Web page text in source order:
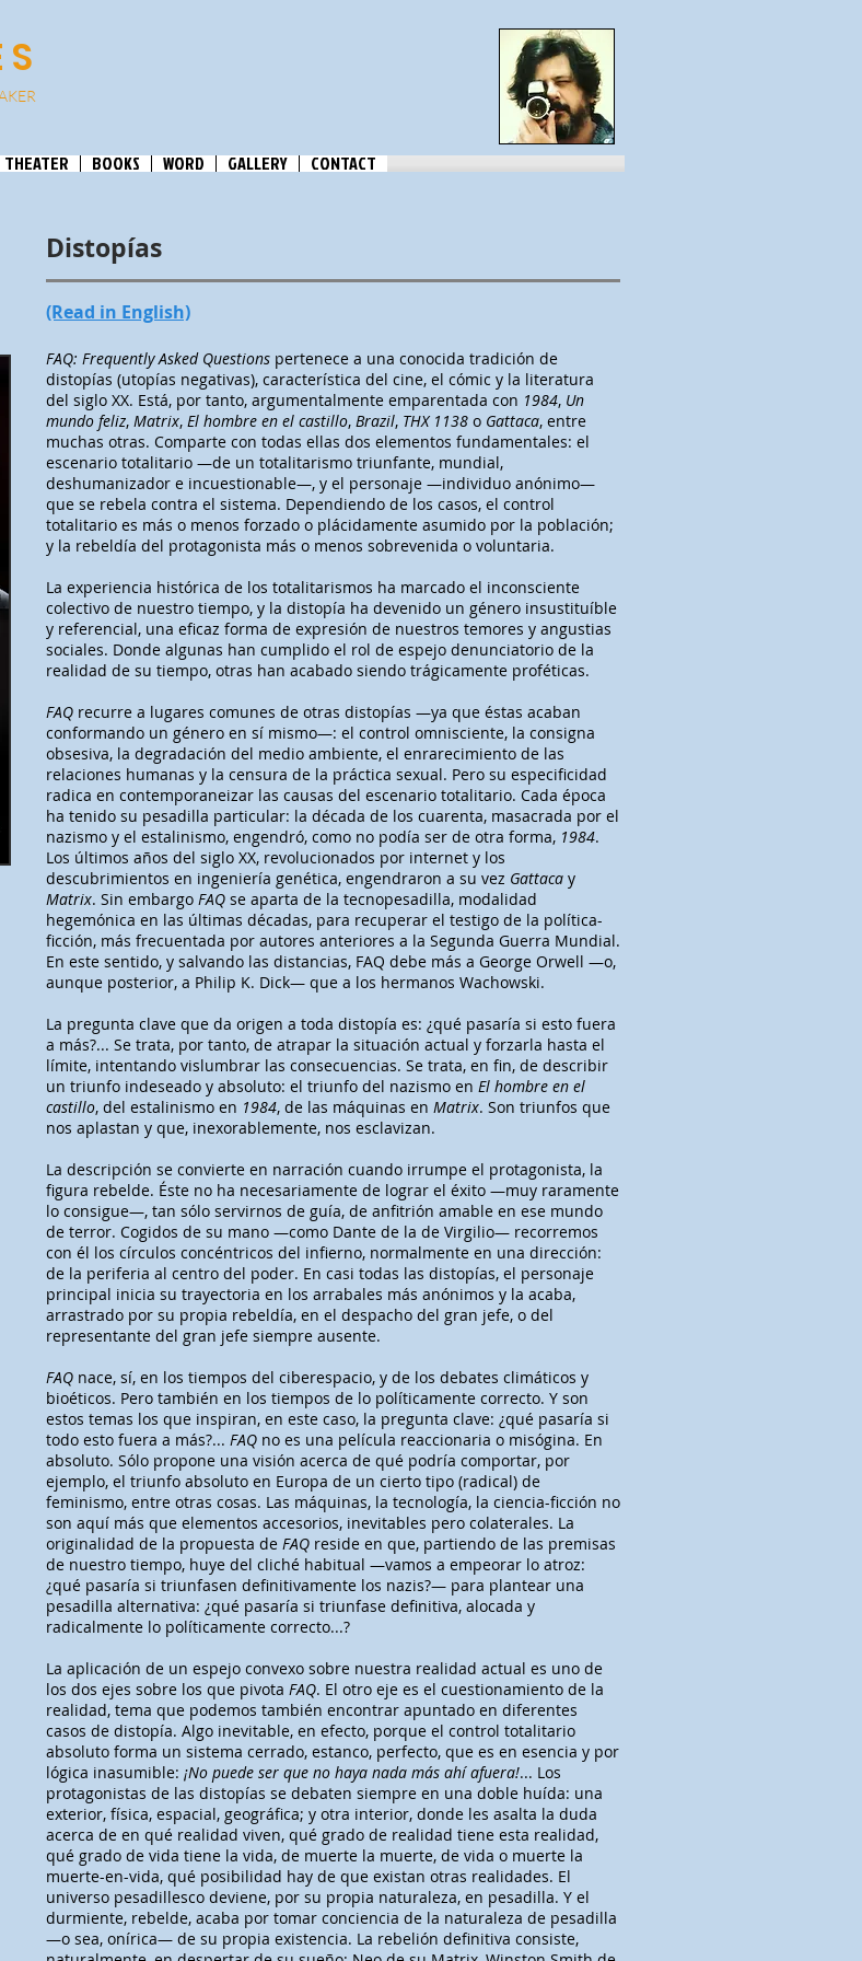
KER
THEATER BOOKS WORD GALLERY CONTACT
Distopías
(Read in English)
FAQ: Frequently Asked Questions pertenece a una conocida tradición de
distopías (utopías negativas), característica del cine, el cómic y la literatura
del siglo XX. Está, por tanto, argumentalmente emparentada con 1984, Un
mundo feliz, Matrix, El hombre en el castillo, Brazil, THX 1138 o Gattaca, entre
muchas otras. Comparte con todas ellas dos elementos fundamentales: el
escenario totalitario —de un totalitarismo triunfante, mundial,
deshumanizador e incuestionable—, y el personaje —individuo anónimo—
que se rebela contra el sistema. Dependiendo de los casos, el control
totalitario es más o menos forzado o plácidamente asumido por la población;
y la rebeldía del protagonista más o menos sobrevenida o voluntaria.
La experiencia histórica de los totalitarismos ha marcado el inconsciente
colectivo de nuestro tiempo, y la distopía ha devenido un género insustituíble
y referencial, una eficaz forma de expresión de nuestros temores y angustias
sociales. Donde algunas han cumplido el rol de espejo denunciatorio de la
realidad de su tiempo, otras han acabado siendo trágicamente proféticas.
FAQ recurre a lugares comunes de otras distopías —ya que éstas acaban
conformando un género en sí mismo—: el control omnisciente, la consigna
obsesiva, la degradación del medio ambiente, el enrarecimiento de las
relaciones humanas y la censura de la práctica sexual. Pero su especificidad
radica en contemporaneizar las causas del escenario totalitario. Cada época
ha tenido su pesadilla particular: la década de los cuarenta, masacrada por el
nazismo y el estalinismo, engendró, como no podía ser de otra forma, 1984.
Los últimos años del siglo XX, revolucionados por internet y los
descubrimientos en ingeniería genética, engendraron a su vez Gattaca y
Matrix. Sin embargo FAQ se aparta de la tecnopesadilla, modalidad
hegemónica en las últimas décadas, para recuperar el testigo de la política-
ficción, más frecuentada por autores anteriores a la Segunda Guerra Mundial.
En este sentido, y salvando las distancias, FAQ debe más a George Orwell —o,
aunque posterior, a Philip K. Dick— que a los hermanos Wachowski.
La pregunta clave que da origen a toda distopía es: ¿qué pasaría si esto fuera
a más?... Se trata, por tanto, de atrapar la situación actual y forzarla hasta el
límite, intentando vislumbrar las consecuencias. Se trata, en fin, de describir
un triunfo indeseado y absoluto: el triunfo del nazismo en El hombre en el
castillo, del estalinismo en 1984, de las máquinas en Matrix. Son triunfos que
nos aplastan y que, inexorablemente, nos esclavizan.
La descripción se convierte en narración cuando irrumpe el protagonista, la
figura rebelde. Éste no ha necesariamente de lograr el éxito —muy raramente
lo consigue—, tan sólo servirnos de guía, de anfitrión amable en ese mundo
de terror. Cogidos de su mano —como Dante de la de Virgilio— recorremos
con él los círculos concéntricos del infierno, normalmente en una dirección:
de la periferia al centro del poder. En casi todas las distopías, el personaje
principal inicia su trayectoria en los arrabales más anónimos y la acaba,
arrastrado por su propia rebeldía, en el despacho del gran jefe, o del
representante del gran jefe siempre ausente.
FAQ nace, sí, en los tiempos del ciberespacio, y de los debates climáticos y
bioéticos. Pero también en los tiempos de lo políticamente correcto. Y son
estos temas los que inspiran, en este caso, la pregunta clave: ¿qué pasaría si
todo esto fuera a más?... FAQ no es una película reaccionaria o misógina. En
absoluto. Sólo propone una visión acerca de qué podría comportar, por
ejemplo, el triunfo absoluto en Europa de un cierto tipo (radical) de
feminismo, entre otras cosas. Las máquinas, la tecnología, la ciencia-ficción no
son aquí más que elementos accesorios, inevitables pero colaterales. La
originalidad de la propuesta de FAQ reside en que, partiendo de las premisas
de nuestro tiempo, huye del cliché habitual —vamos a empeorar lo atroz:
¿qué pasaría si triunfasen definitivamente los nazis?— para plantear una
pesadilla alternativa: ¿qué pasaría si triunfase definitiva, alocada y
radicalmente lo políticamente correcto...?
La aplicación de un espejo convexo sobre nuestra realidad actual es uno de
los dos ejes sobre los que pivota FAQ. El otro eje es el cuestionamiento de la
realidad, tema que podemos también encontrar apuntado en diferentes
casos de distopía. Algo inevitable, en efecto, porque el control totalitario
absoluto forma un sistema cerrado, estanco, perfecto, que es en esencia y por
lógica inasumible: ¡No puede ser que no haya nada más ahí afuera!... Los
protagonistas de las distopías se debaten siempre en una doble huída: una
exterior, física, espacial, geográfica; y otra interior, donde les asalta la duda
acerca de en qué realidad viven, qué grado de realidad tiene esta realidad,
qué grado de vida tiene la vida, de muerte la muerte, de vida o muerte la
muerte-en-vida, qué posibilidad hay de que existan otras realidades. El
universo pesadillesco deviene, por su propia naturaleza, en pesadilla. Y el
durmiente, rebelde, acaba por tomar conciencia de la naturaleza de pesadilla
—o sea, onírica— de su propia existencia. La rebelión definitiva consiste,